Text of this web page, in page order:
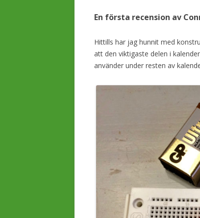
En första recension av
Hittills har jag hunnit med
att den viktigaste delen i
använder under resten av